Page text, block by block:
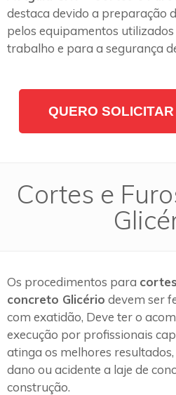
destaca devido a preparação
pelos equipamentos
trabalho e para a segurança
QUERO
Cortes e
Os procedimentos para
concreto Glicério devem ser
com exatidão, Deve ter o
execução por profissionais
atinga os melhores
dano ou acidente a laje de
construção.